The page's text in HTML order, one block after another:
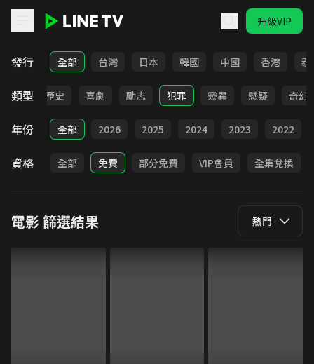
升級VIP
LINE TV - 電影
發行 全部 台灣 日本 韓國 中國 香港 泰
類型
動作 歷史 喜劇 勵志 犯罪 靈異 懸疑 奇幻
年份 全部 2026 2025 2024 2023 2022
資格 全部 免費 部分免費 VIP會員 全集兌換
電影篩選結果 熱門